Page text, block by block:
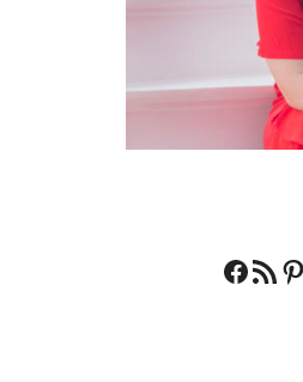
RSS feed